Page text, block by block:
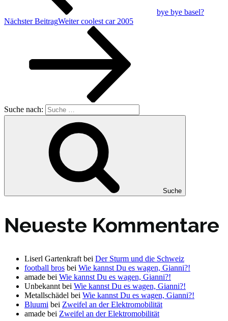
bye bye basel?
Nächster BeitragWeiter coolest car 2005
Suche nach:
Suche
Neueste Kommentare
Liserl Gartenkraft bei Der Sturm und die Schweiz
football bros bei Wie kannst Du es wagen, Gianni?!
amade bei Wie kannst Du es wagen, Gianni?!
Unbekannt bei Wie kannst Du es wagen, Gianni?!
Metallschädel bei Wie kannst Du es wagen, Gianni?!
Bluumi bei Zweifel an der Elektromobilität
amade bei Zweifel an der Elektromobilität